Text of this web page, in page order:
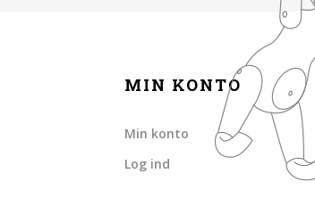
MIN KONTO
Min konto
Log ind